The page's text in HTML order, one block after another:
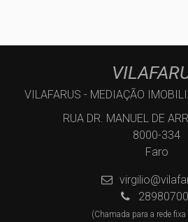
VILAFARUS - MEDIAÇÃO
RUA DR. MANUEL DE
8000-334
Faro
(Chamada para a rede